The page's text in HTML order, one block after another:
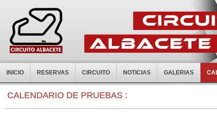
INICIO RESERVAS CIRCUITO NOTICIAS GALERIAS
CALENDARIO DE PRUEBAS :
0:00